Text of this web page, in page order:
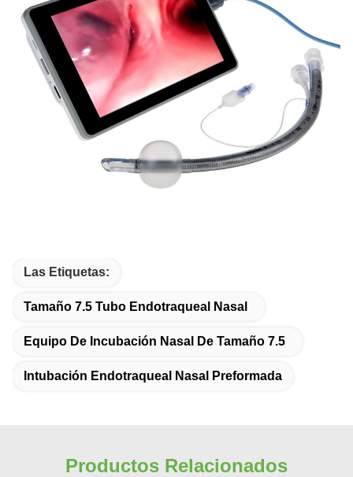
Las Etiquetas:
Tamaño 7.5 Tubo Endotraqueal Nasal
Equipo De Incubación Nasal De Tamaño 7.5
Intubación Endotraqueal Nasal Preformada
Productos Relacionados